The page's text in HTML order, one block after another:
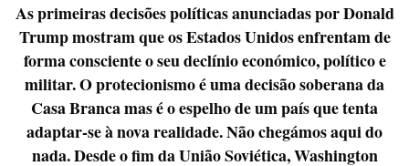
As primeiras decisões políticas anunciadas por Donald
Trump mostram que os Estados Unidos enfrentam de
forma consciente o seu declínio económico, político e
militar. O protecionismo é uma decisão soberana da
Casa Branca mas é o espelho de um país que tenta
adaptar-se à nova realidade. Não chegámos aqui do
nada. Desde o fim da União Soviética, Washington